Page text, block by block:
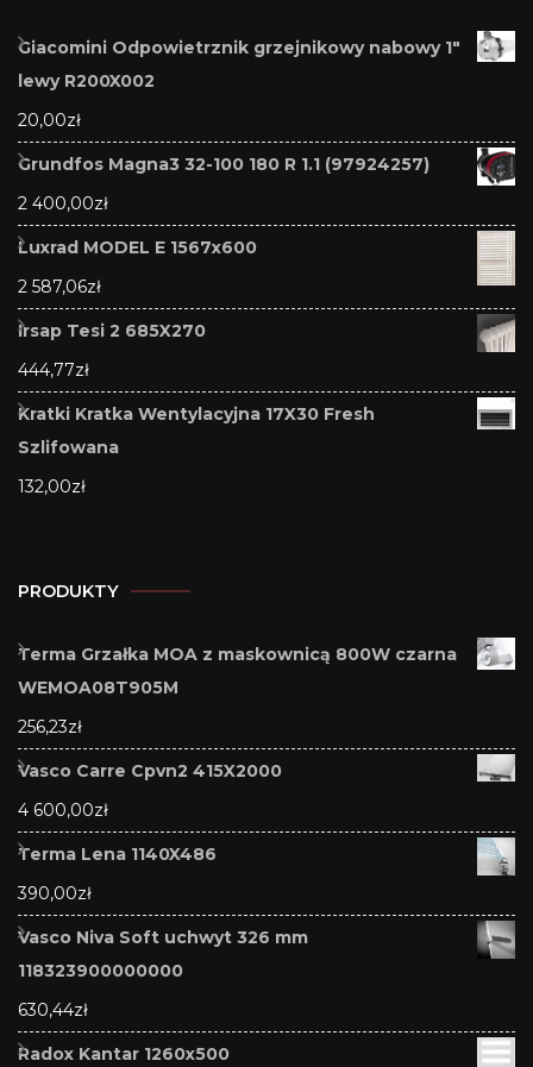
Giacomini Odpowietrznik grzejnikowy nabowy 1"
lewy R200X002
20,00zł
Grundfos Magna3 32-100 180 R 1.1 (97924257)
2 400,00zł
Luxrad MODEL E 1567x600
2 587,06zł
Irsap Tesi 2 685X270
444,77zł
Kratki Kratka Wentylacyjna 17X30 Fresh
Szlifowana
132,00zł
PRODUKTY
Terma Grzałka MOA z maskownicą 800W czarna
WEMOA08T905M
256,23zł
Vasco Carre Cpvn2 415X2000
4 600,00zł
Terma Lena 1140X486
390,00zł
Vasco Niva Soft uchwyt 326 mm
118323900000000
630,44zł
Radox Kantar 1260x500